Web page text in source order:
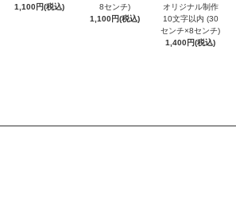
1,100円(税込)
8センチ)
1,100円(税込)
オリジナル制作
10文字以内 (30
センチ×8センチ)
1,400円(税込)